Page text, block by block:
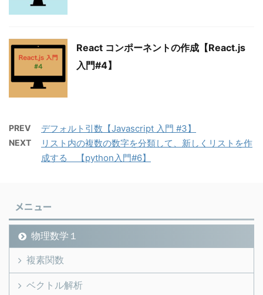
React コンポーネントの作成【React.js
入門#4】
PREV デフォルト引数【Javascript 入門 #3】
NEXT
リスト内の複数の数字を分類して、新しくリストを作
成する 【python入門#6】
メニュー
物理数学１
複素関数
ベクトル解析